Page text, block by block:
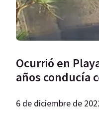
Ocurrió en
años conducía
6 de diciembre de